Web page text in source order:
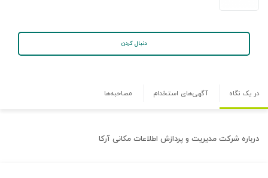
دنبال کردن
در یک نگاه آگهی‌های استخدام مصاحبه‌ها
درباره شرکت مدیریت و پردازش اطلاعات مکانی آرکا